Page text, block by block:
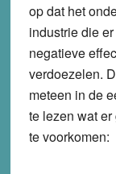
op dat het
industrie die
negatieve
verdoezelen.
meteen in de
te lezen wat
te voorkomen: